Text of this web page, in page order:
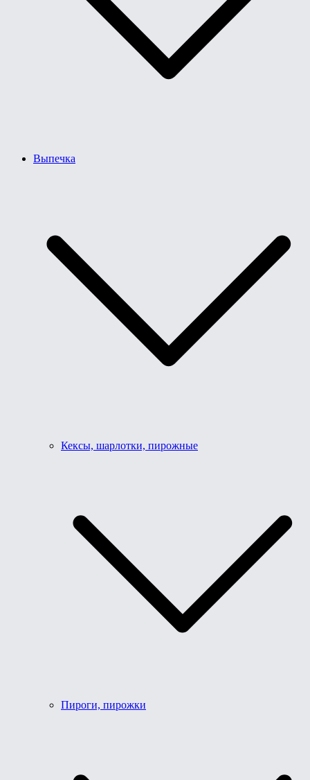
Выпечка
Кексы, шарлотки, пирожные
Пироги, пирожки